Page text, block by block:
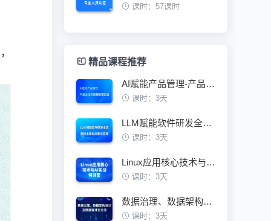
课时：57课时
精品课程推荐
AI赋能产品管理-产品全生命周期管理实战
课时：3天
LLM赋能软件研发全流程技术架构与最佳实践
课时：3天
Linux应用核心技术与AI实战特训营
课时：3天
数据治理、数据架构设计及数据标准化方法
课时：3天